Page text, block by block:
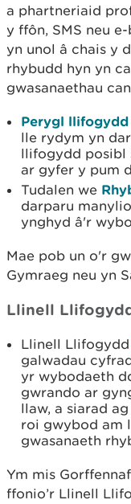
a phartneriaid
y ffôn, SMS neu
yn unol â chais y
rhybudd hyn yn
gwasanaethau
Perygl
lle rydym yn
llifogydd posibl
ar gyfer y pum
Tudalen we
darparu
ynghyd â'r
Mae pob un o'r
Gymraeg neu yn
Llinell
Llinell Llifogydd
galwadau
yr wybodaeth
gwrando ar
llaw, a siarad
roi gwybod am
gwasanaeth
Ym mis
ffonio’r Llinell